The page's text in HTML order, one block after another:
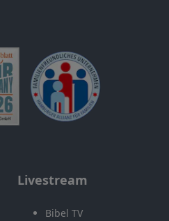
Livestream
Bibel TV